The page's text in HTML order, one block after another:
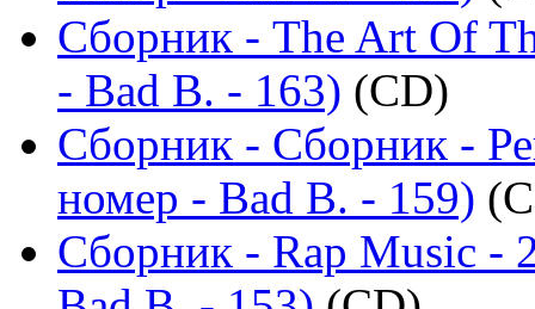
Сборник - The Art Of
- Bad B. - 163) (CD)
Сборник - Сборник -
номер - Bad B. - 159)
Сборник - Rap Music -